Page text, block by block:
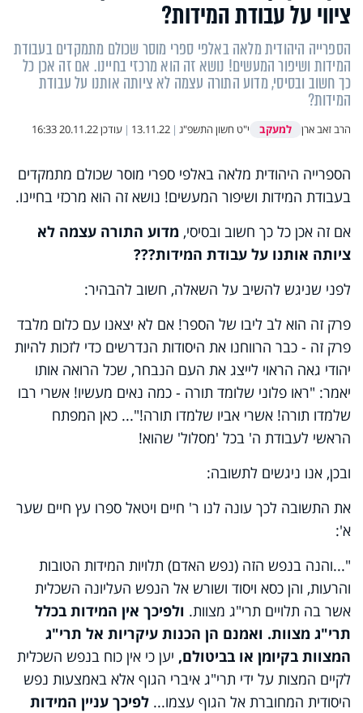
ציווי על עבודת המידות?
הספרייה היהודית מלאה באלפי ספרי מוסר שכולם מתמקדים בעבודת
המידות ושיפור המעשים! נושא זה הוא מרכזי בחיינו. אם זה אכן כל
כך חשוב ובסיסי, מדוע התורה עצמה לא ציותה אותנו על עבודת
המידות?
הרב זאב ארן למעקב י"ט חשון התשפ"ג |
13.11.22
| עודכן20.11.22 16:33
הספרייה היהודית מלאה באלפי ספרי מוסר שכולם מתמקדים
בעבודת המידות ושיפור המעשים! נושא זה הוא מרכזי בחיינו.
אם זה אכן כל כך חשוב ובסיסי, מדוע התורה עצמה לא
ציותה אותנו על עבודת המידות???
לפני שניגש להשיב על השאלה, חשוב להבהיר:
פרק זה הוא לב ליבו של הספר! אם לא יצאנו עם כלום מלבד
פרק זה - כבר הרווחנו את היסודות הנדרשים כדי לזכות להיות
יהודי גאה הראוי לייצג את העם הנבחר, שכל הרואה אותו
יאמר: "ראו פלוני שלומד תורה - כמה נאים מעשיו! אשרי רבו
שלמדו תורה! אשרי אביו שלמדו תורה!"... כאן המפתח
הראשי לעבודת ה' בכל 'מסלול' שהוא!
ובכן, אנו ניגשים לתשובה:
את התשובה לכך עונה לנו ר' חיים ויטאל ספרו עץ חיים שער
א':
"...והנה בנפש הזה (נפש האדם) תלויות המידות הטובות
והרעות, והן כסא ויסוד ושורש אל הנפש העליונה השכלית
אשר בה תלויים תרי"ג מצוות. ולפיכך אין המידות בכלל
תרי"ג מצוות. ואמנם הן הכנות עיקריות אל תרי"ג
המצוות בקיומן או בביטולם, יען כי אין כוח בנפש השכלית
לקיים המצות על ידי תרי"ג איברי הגוף אלא באמצעות נפש
היסודית המחוברת אל הגוף עצמו... לפיכך עניין המידות